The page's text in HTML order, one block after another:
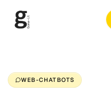
WEB-CHATBOTS